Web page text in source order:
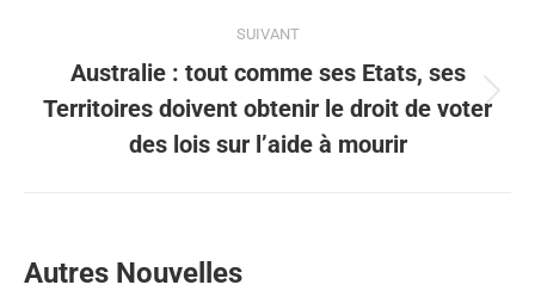
SUIVANT
Australie : tout comme ses Etats, ses
Territoires doivent obtenir le droit de voter
des lois sur l’aide à mourir
Autres Nouvelles